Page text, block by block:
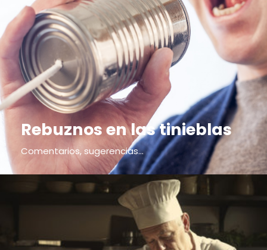
Rebuznos en las tinieblas
Comentarios, sugerencias...